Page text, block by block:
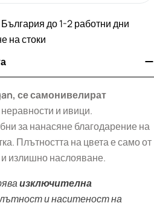
до 1-2 работни дни
на стоки
се самонивелират
и ивици.
за нанасяне благодарение на
Плътността на цвета е само от
и излишно наслояване.
изключителна
и наситеност на